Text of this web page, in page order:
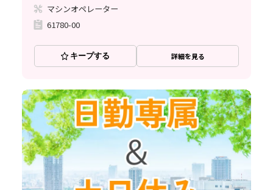
マシンオペレーター
61780-00
キープする 詳細を見る